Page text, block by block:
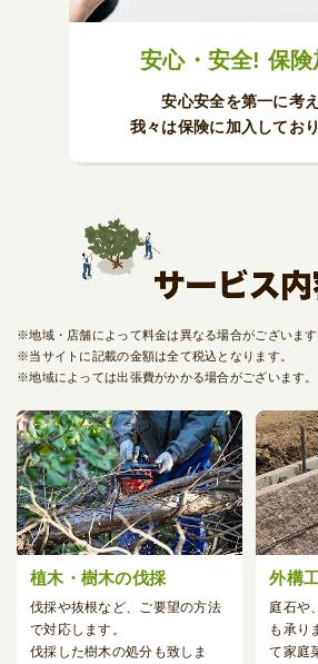
安心・安全! 保険
安心安全を第一に考
我々は保険に加入してお
※地域・店舗によって料金は異なる場合がございます
※当サイトに記載の金額は全て税込となります。
※地域によっては出張費がかかる場合がございます。
植木・樹木の伐採
伐採や抜根など、
ご要望の方法
で対応します。
伐採した樹木の処分も致しま
外構
庭石や
も 承り
て家庭